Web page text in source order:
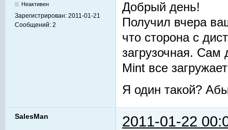
Неактивен
Зарегистрирован: 2011-01-21
Сообщений: 2
Добрый день!
Получил вчера
что сторона с
загрузочная. Сам
Mint все
Я один такой?
SalesMan 2011-01-22